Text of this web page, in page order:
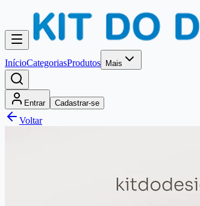
InícioCategoriasProdutos Mais
Entrar Cadastrar-se
Voltar